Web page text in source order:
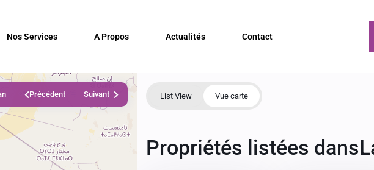
Nos Services A Propos Actualités Contact
Précédent Suivant List View Vue carte
Propriétés listées